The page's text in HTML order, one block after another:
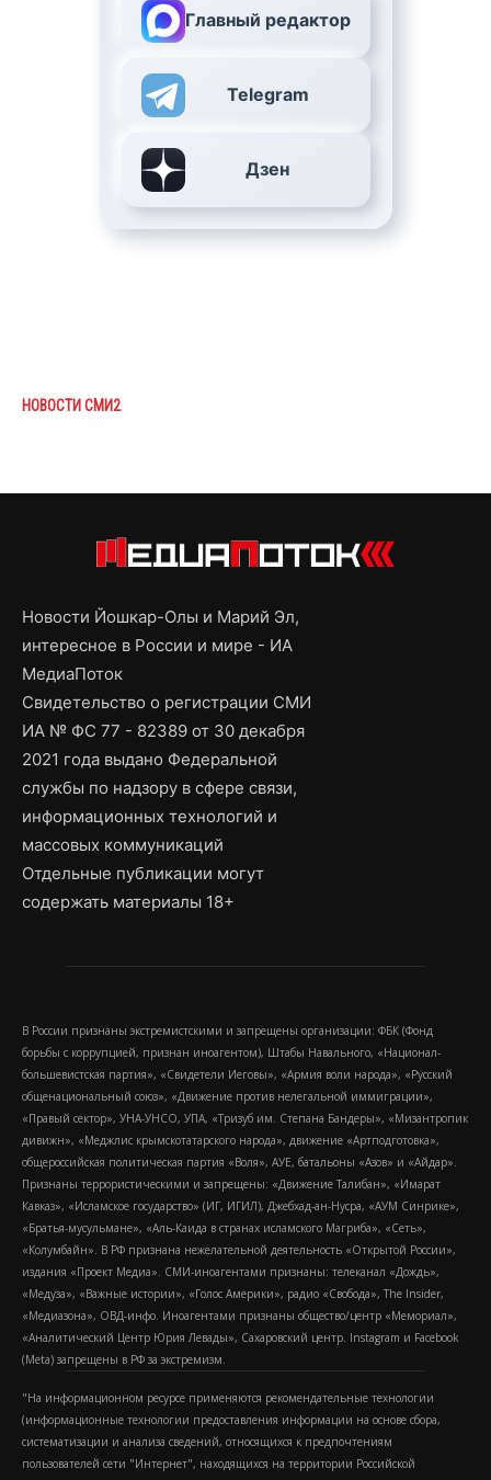
Главный редактор
Telegram
Дзен
НОВОСТИ СМИ2
Новости Йошкар-Олы и Марий Эл,
интересное в России и мире - ИА
МедиаПоток
Свидетельство о регистрации СМИ
ИА № ФС 77 - 82389 от 30 декабря
2021 года выдано Федеральной
службы по надзору в сфере связи,
информационных технологий и
массовых коммуникаций
Отдельные публикации могут
содержать материалы 18+
В России признаны экстремистскими и запрещены организации: ФБК (Фонд
борьбы с коррупцией, признан иноагентом), Штабы Навального, «Национал-
большевистская партия», «Свидетели Иеговы», «Армия воли народа», «Русский
общенациональный союз», «Движение против нелегальной иммиграции»,
«Правый сектор», УНА-УНСО, УПА, «Тризуб им. Степана Бандеры», «Мизантропик
дивижн», «Меджлис крымскотатарского народа», движение «Артподготовка»,
общероссийская политическая партия «Воля», АУЕ, батальоны «Азов» и «Айдар».
Признаны террористическими и запрещены: «Движение Талибан», «Имарат
Кавказ», «Исламское государство» (ИГ, ИГИЛ), Джебхад-ан-Нусра, «АУМ Синрике»,
«Братья-мусульмане», «Аль-Каида в странах исламского Магриба», «Сеть»,
«Колумбайн». В РФ признана нежелательной деятельность «Открытой России»,
издания «Проект Медиа». СМИ-иноагентами признаны: телеканал «Дождь»,
«Медуза», «Важные истории», «Голос Америки», радио «Свобода», The Insider,
«Медиазона», ОВД-инфо. Иноагентами признаны общество/центр «Мемориал»,
«Аналитический Центр Юрия Левады», Сахаровский центр. Instagram и Facebook
(Metа) запрещены в РФ за экстремизм.
"На информационном ресурсе применяются рекомендательные технологии
(информационные технологии предоставления информации на основе сбора,
систематизации и анализа сведений, относящихся к предпочтениям
пользователей сети "Интернет", находящихся на территории Российской